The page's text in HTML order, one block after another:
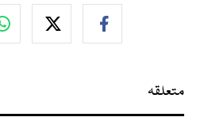
متعلقہ